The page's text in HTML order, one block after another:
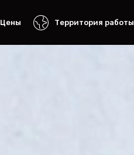
Цены Территория работы